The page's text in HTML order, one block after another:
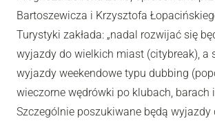
Bartoszewicza i Krzysztofa
Turystyki zakłada: „nadal rozwijać się
wyjazdy do wielkich miast (citybreak), a
wyjazdy weekendowe typu dubbing
wieczorne wędrówki po klubach, barach
Szczególnie poszukiwane będą wyjazdy